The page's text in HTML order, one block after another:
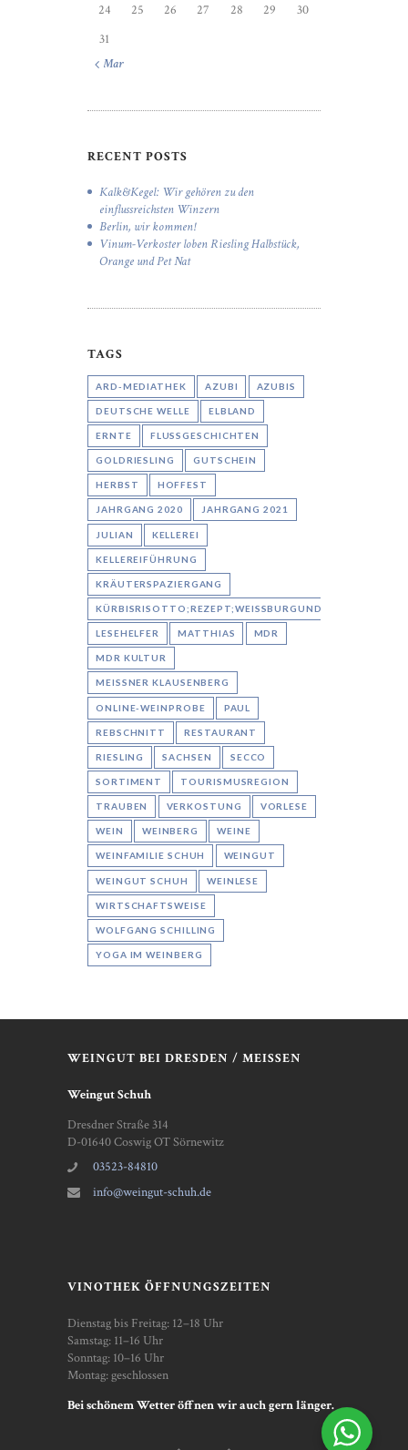
24
25 26 27 28 29
30
31
« Mar
RECENT POSTS
Kalk&Kegel: Wir gehören zu den
einflussreichsten Winzern
Berlin, wir kommen!
Vinum-Verkoster loben Riesling Halbstück,
Orange und Pet Nat
TAGS
ARD-MEDIATHEK AZUBI AZUBIS
DEUTSCHE WELLE ELBLAND
ERNTE FLUSSGESCHICHTEN
GOLDRIESLING GUTSCHEIN
HERBST HOFFEST
JAHRGANG 2020 JAHRGANG 2021
JULIAN KELLEREI
KELLEREIFÜHRUNG
KRÄUTERSPAZIERGANG
KÜRBISRISOTTO;REZEPT;WEISSBURGUNDER;AARON
LESEHELFER MATTHIAS MDR
MDR KULTUR
MEISSNER KLAUSENBERG
ONLINE-WEINPROBE PAUL
REBSCHNITT RESTAURANT
RIESLING SACHSEN SECCO
SORTIMENT TOURISMUSREGION
TRAUBEN VERKOSTUNG VORLESE
WEIN WEINBERG WEINE
WEINFAMILIE SCHUH WEINGUT
WEINGUT SCHUH WEINLESE
WIRTSCHAFTSWEISE
WOLFGANG SCHILLING
YOGA IM WEINBERG
WEINGUT BEI DRESDEN / MEISSEN
Weingut Schuh
Dresdner Straße 314
D-01640 Coswig OT Sörnewitz
03523-84810
info@weingut-schuh.de
VINOTHEK ÖFFNUNGSZEITEN
Dienstag bis Freitag: 12–18 Uhr
Samstag: 11–16 Uhr
Sonntag: 10–16 Uhr
Montag: geschlossen
Bei schönem Wetter öffnen wir auch gern länger.